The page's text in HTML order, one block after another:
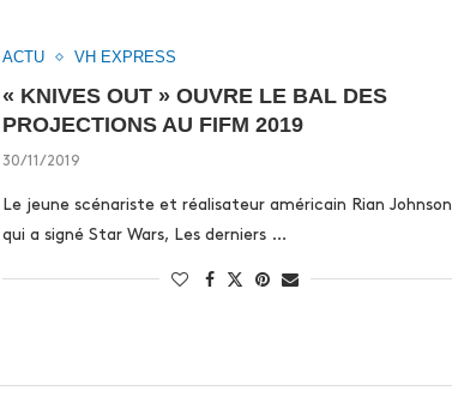
ACTU VH EXPRESS
« KNIVES OUT » OUVRE LE BAL DES
PROJECTIONS AU FIFM 2019
30/11/2019
Le jeune scénariste et réalisateur américain Rian Johnson
qui a signé Star Wars, Les derniers …